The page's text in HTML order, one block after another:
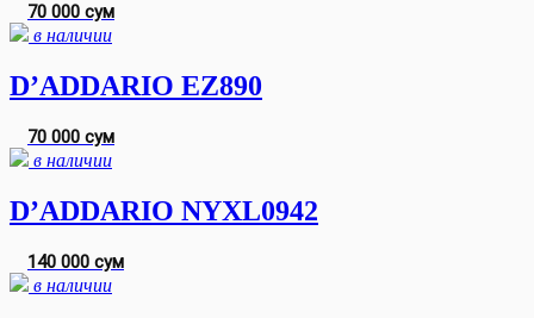
70 000 сум
в наличии
D’ADDARIO EZ890
70 000 сум
в наличии
D’ADDARIO NYXL0942
140 000 сум
в наличии